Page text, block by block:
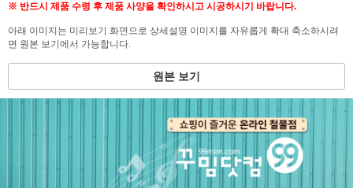
※ 반드시 제품 수령 후 제품 사양을 확인하시고 시공하시기 바랍니다.
아래 이미지는 미리보기 화면으로 상세설명 이미지를 자유롭게 확대 축소하시려
면 원본 보기에서 가능합니다.
원본 보기